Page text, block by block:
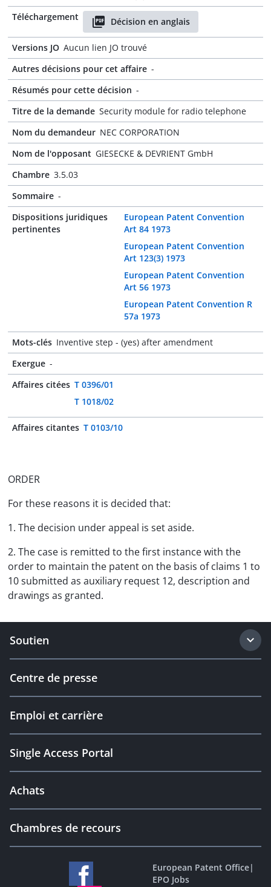
Téléchargement
Décision en anglais
Versions JO Aucun lien JO trouvé
Autres décisions pour cet affaire -
Résumés pour cette décision -
Titre de la demande Security module for radio telephone
Nom du demandeur NEC CORPORATION
Nom de l'opposant GIESECKE & DEVRIENT GmbH
Chambre 3.5.03
Sommaire -
Dispositions juridiques
pertinentes
European Patent Convention
Art 84 1973
European Patent Convention
Art 123(3) 1973
European Patent Convention
Art 56 1973
European Patent Convention R
57a 1973
Mots-clés Inventive step - (yes) after amendment
Exergue -
Affaires citées T 0396/01
T 1018/02
Affaires citantes T 0103/10
ORDER
For these reasons it is decided that:
1. The decision under appeal is set aside.
2. The case is remitted to the first instance with the
order to maintain the patent on the basis of claims 1 to
10 submitted as auxiliary request 12, description and
drawings as granted.
Soutien
Centre de presse
Emploi et carrière
Single Access Portal
Achats
Chambres de recours
European Patent Office|
EPO Jobs